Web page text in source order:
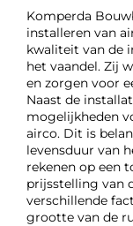
Komperda
installeren van
kwaliteit van de
het vaandel. Zij
en zorgen voor
Naast de
mogelijkheden
airco. Dit is
levensduur van
rekenen op een
prijsstelling van
verschillende
grootte van de